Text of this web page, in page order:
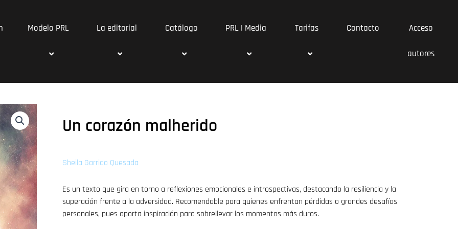
Modelo PRL La editorial Catálogo PRL | Media Tarifas Contacto Acceso
autores
Un corazón malherido
Sheila Garrido Quesada
Es un texto que gira en torno a reflexiones emocionales e introspectivas, destacando la resiliencia y la
superación frente a la adversidad. Recomendable para quienes enfrentan pérdidas o grandes desafíos
personales, pues aporta inspiración para sobrellevar los momentos más duros.